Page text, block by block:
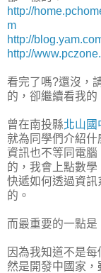
http://
m
http://
http://
看完了嗎?還沒，
的，卻繼續看我的
曾在南投縣北山國
就為同學們介紹
資訊也不等同電
的，我會上點數
快遞如何透過資
的。
而最重要的一點是
因為我知道不是
然是開發中國家